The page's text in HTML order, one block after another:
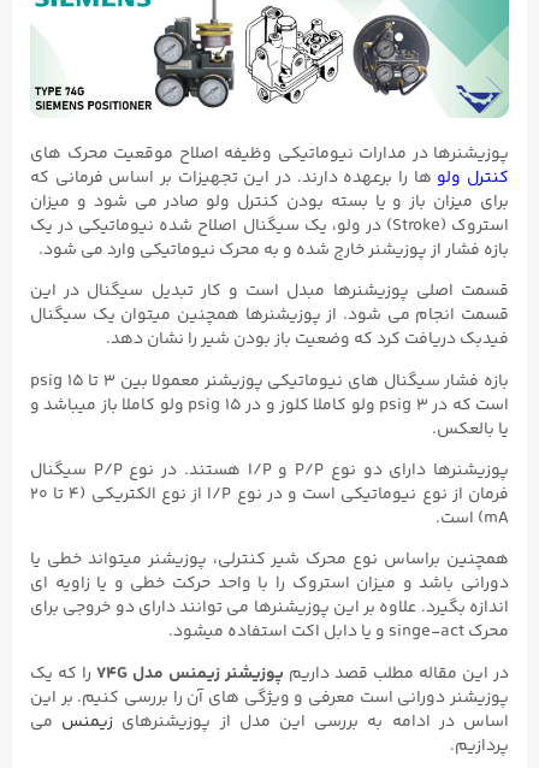
پوزیشنرها در مدارات نیوماتیکی وظیفه اصلاح موقعیت محرک های
کنترل ولو ها را برعهده دارند. در این تجهیزات بر اساس فرمانی که
برای میزان باز و یا بسته بودن کنترل ولو صادر می شود و میزان
استروک (Stroke) در ولو، یک سیگنال اصلاح شده نیوماتیکی در یک
بازه فشار از پوزیشنر خارج شده و به محرک نیوماتیکی وارد می شود.
قسمت اصلی پوزیشنرها مبدل است و کار تبدیل سیگنال در این
قسمت انجام می شود. از پوزیشنرها همچنین میتوان یک سیگنال
فیدبک دریافت کرد که وضعیت باز بودن شیر را نشان دهد.
بازه فشار سیگنال های نیوماتیکی پوزیشنر معمولا بین ۳ تا ۱۵ psig
است که در ۳ psig ولو کاملا کلوز و در ۱۵ psig ولو کاملا باز میباشد و
یا بالعکس.
پوزیشنرها دارای دو نوع P/P و I/P هستند. در نوع P/P سیگنال
فرمان از نوع نیوماتیکی است و در نوع I/P از نوع الکتریکی (۴ تا ۲۰
mA) است.
همچنین براساس نوع محرک شیر کنترلی، پوزیشنر میتواند خطی یا
دورانی باشد و میزان استروک را با واحد حرکت خطی و یا زاویه ای
اندازه بگیرد. علاوه بر این پوزیشنرها می توانند دارای دو خروجی برای
محرک singe-act و یا دابل اکت استفاده میشود.
در این مقاله مطلب قصد داریم پوزیشنر زیمنس مدل 74G
را که یک
پوزیشنر دورانی است معرفی و ویژگی های آن را بررسی کنیم. بر این
اساس در ادامه به بررسی این مدل از پوزیشنرهای زیمنس می
پردازیم.